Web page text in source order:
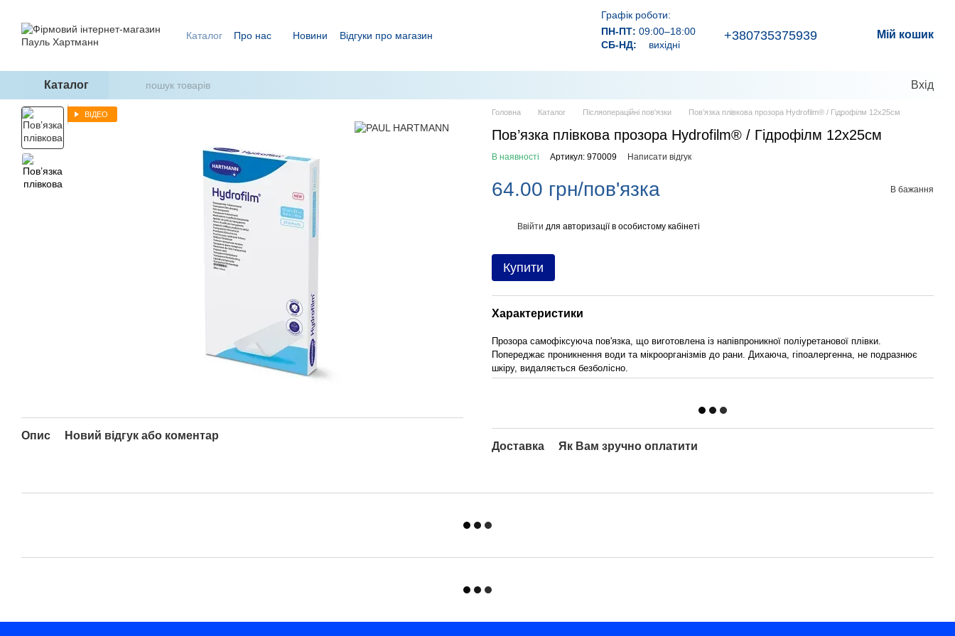
Каталог Про нас Новини
Відгуки про магазин
Графік роботи:
ПН-ПТ: 09:00–18:00
СБ-НД:
вихідні
+380735375939 Мій кошик
Каталог Вхід
ВІДЕО
Опис Новий відгук або коментар
Головна Каталог Післяопераційні пов'язки Пов’язка плівкова прозора Hydrofilm® / Гідрофілм 12х25см
Пов’язка плівкова прозора Hydrofilm® / Гідрофілм 12х25см
В наявності Артикул: 970009 Написати відгук
64.00 грн/пов'язка В бажання
Ввійти для авторизації в особистому кабінеті
Купити
Характеристики
Прозора самофіксуюча пов'язка, що виготовлена із напівпроникної поліуретанової плівки.
Попереджає проникнення води та мікроорганізмів до рани. Дихаюча, гіпоалергенна, не подразнює
шкіру, видаляється безболісно.
Доставка Як Вам зручно оплатити